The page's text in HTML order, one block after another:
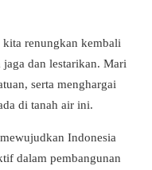
renungkan kembali
dan lestarikan. Mari
serta menghargai
di tanah air ini.
Indonesia
dalam pembangunan